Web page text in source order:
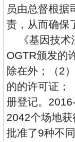
员由总督根据
责，从而确保
《基因技
OGTR颁发的
除在外；（2
的的许可证；
册登记。
2042个场地
批准了9种不